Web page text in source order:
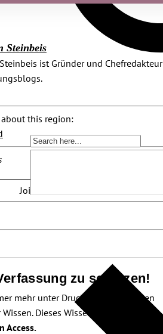
Steinbeis
ist Gründer und Chefredakteur
this region:
Join the discussion
zu schützen!
mehr unter Druck. Um sie schützen
Dieses Wissen machen wir für
Access.